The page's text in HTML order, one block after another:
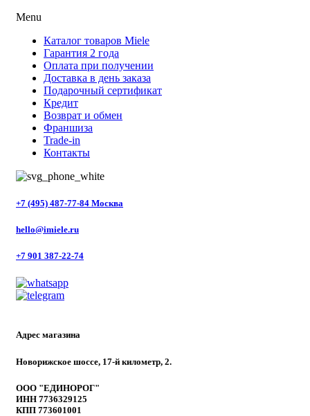
Menu
Каталог товаров Miele
Гарантия 2 года
Оплата при получении
Доставка в день заказа
Подарочный сертификат
Кредит
Возврат и обмен
Франшиза
Trade-in
Контакты
+7 (495) 487-77-84 Москва
hello@imiele.ru
+7 901 387-22-74
Адрес магазина
Новорижское шоссе, 17-й километр, 2.
ООО "ЕДИНОРОГ"
ИНН 7736329125
КПП 773601001